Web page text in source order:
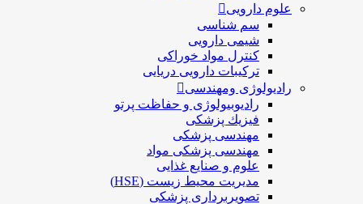
علوم دارویی
سم شناسی
شیمی دارویی
کنترل مواد خوراکی
ترکیبات دارویی دریایی
رادیولوژی ومهندسی
رادیوبیولوژی و حفاظت پرتو
فيزيك پزشکی
مهندسی پزشکی
مهندسی پزشکی مواد
علوم و صنايع غذایی
مدیریت محیط زیست (HSE)
تصویربرداری پزشکی